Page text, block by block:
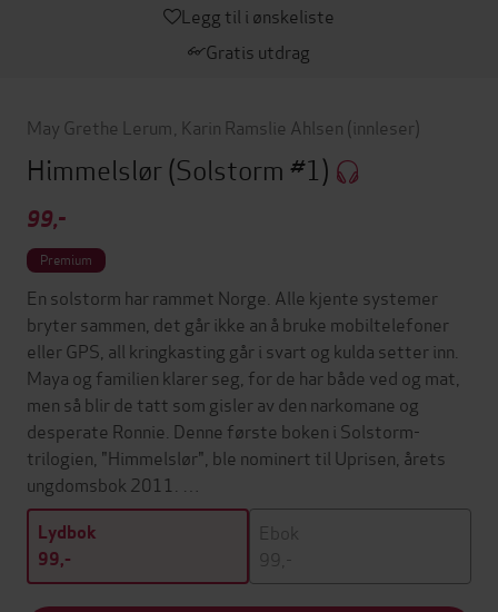
Legg til i ønskeliste
Gratis utdrag
May Grethe Lerum Karin Ramslie Ahlsen (innleser)
Himmelslør(Solstorm #1)
99,-
Premium
En solstorm har rammet Norge. Alle kjente systemer
bryter sammen, det går ikke an å bruke mobiltelefoner
eller GPS, all kringkasting går i svart og kulda setter inn.
Maya og familien klarer seg, for de har både ved og mat,
men så blir de tatt som gisler av den narkomane og
desperate Ronnie. Denne første boken i Solstorm-
trilogien, "Himmelslør", ble nominert til Uprisen, årets
ungdomsbok 2011. …
Lydbok
99,-
Ebok
99,-